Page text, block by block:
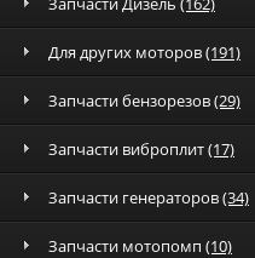
Для других моторов(191)
Запчасти бензорезов(29)
Запчасти виброплит(17)
Запчасти генераторов(34)
Запчасти мотопомп (10)